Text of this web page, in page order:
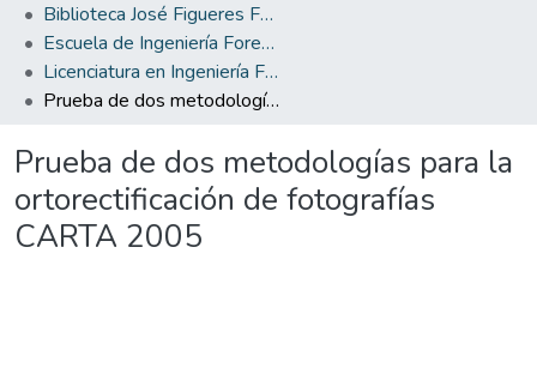
Biblioteca José Figueres Ferrer
Escuela de Ingeniería Forestal
Licenciatura en Ingeniería Forestal
Prueba de dos metodologías para la ortorectificación de fotografías CARTA 2005
Prueba de dos metodologías para la
ortorectificación de fotografías
CARTA 2005